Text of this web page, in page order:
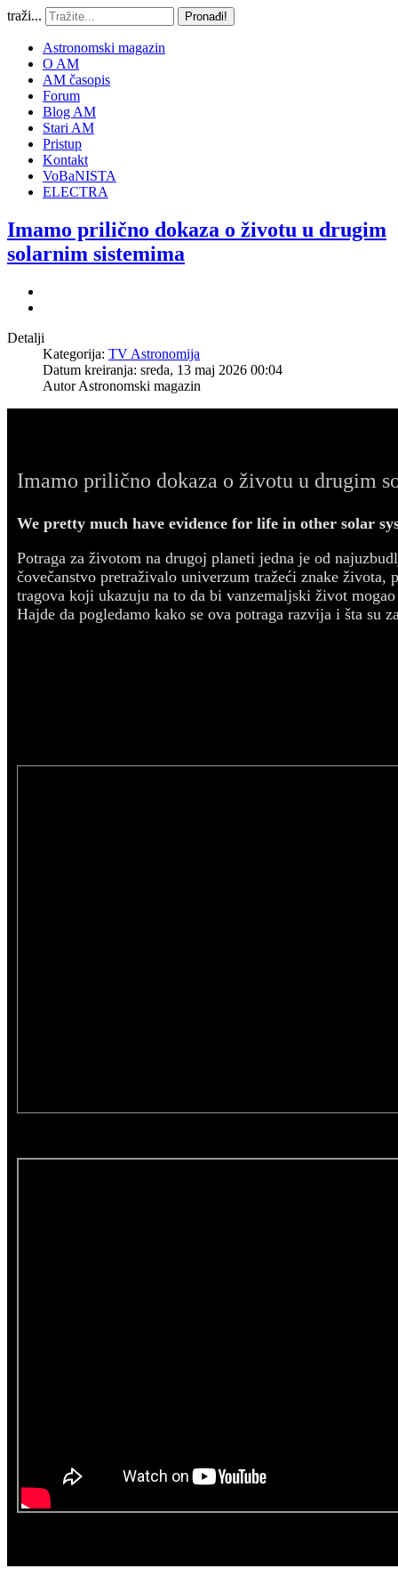
traži... Pronađi!
Astronomski magazin
O AM
AM časopis
Forum
Blog AM
Stari AM
Pristup
Kontakt
VoBaNISTA
ELECTRA
Imamo prilično dokaza o životu u drugim
solarnim sistemima
Detalji
Kategorija: TV Astronomija
Datum kreiranja: sreda, 13 maj 2026 00:04
AutorAstronomski magazin
Imamo prilično dokaza o životu u drugim
We pretty much have evidence for life in other solar
Potraga za životom na drugoj planeti jedna je od
čovečanstvo pretraživalo univerzum tražeći znake života,
tragova koji ukazuju na to da bi vanzemaljski život
Hajde da pogledamo kako se ova potraga razvija i šta su